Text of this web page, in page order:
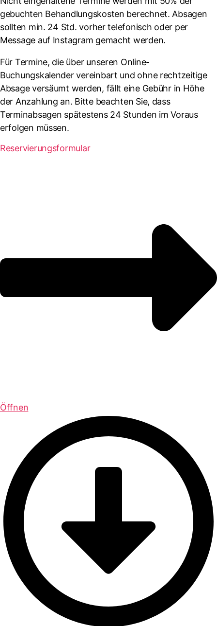
gebuchten Behandlungskosten berechnet. Absagen
sollten min. 24 Std. vorher telefonisch oder per
Message auf Instagram gemacht werden.
Für Termine, die über unseren Online-
Buchungskalender vereinbart und ohne rechtzeitige
Absage versäumt werden, fällt eine Gebühr in Höhe
der Anzahlung an. Bitte beachten Sie, dass
Terminabsagen spätestens 24 Stunden im Voraus
erfolgen müssen.
Reservierungsformular
Öffnen